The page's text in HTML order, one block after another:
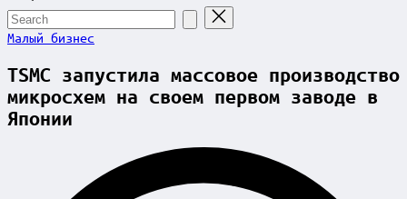
Search
for:
Posted
Малый бизнес
TSMC запустила массовое производство
микросхем на своем первом заводе в
Японии